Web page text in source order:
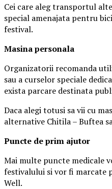
Cei care aleg transportul
special amenajata pentru
festival.
Masinapersonala
Organizatorii recomanda
sau a curselor speciale
exista parcare destinata
Daca alegi totusi sa vii cu
alternative Chitila – Buftea
Puncte de prim ajutor
Mai multe puncte medicale
festivalului si vor fi marcate
Well.